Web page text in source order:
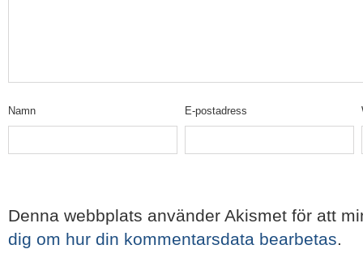
Namn E-postadress
Denna webbplats använder Akismet för att
dig om hur din kommentarsdata bearbetas.